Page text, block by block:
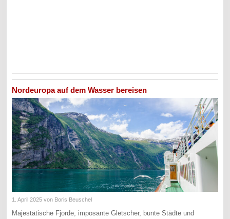
Nordeuropa auf dem Wasser bereisen
1. April 2025 von Boris Beuschel
Majestätische Fjorde, imposante Gletscher, bunte Städte und